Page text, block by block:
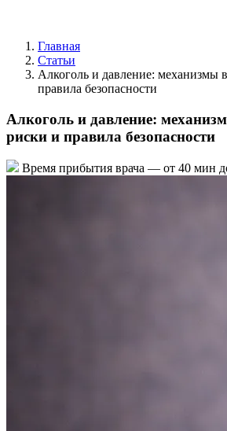
Главная
Статьи
Алкоголь и давление: механизмы
правила безопасности
Алкоголь и давление:
риски и правила безопасности
Время прибытия врача — от 40 мин